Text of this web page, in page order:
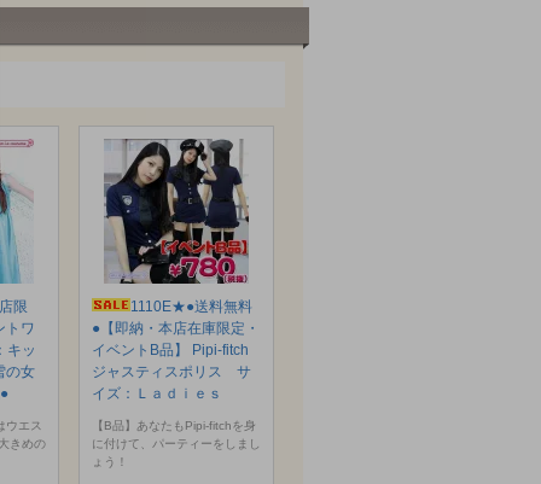
限
トワ
キッ
の女
ウエス
きめの
1110E★●送料無料
●【即納・本店在庫限定・
イベントB品】 Pipi-fitch
ジャスティスポリス サ
イズ：Ｌａｄｉｅｓ
【B品】あなたもPipi-fitchを身
に付けて、パーティーをしまし
ょう！